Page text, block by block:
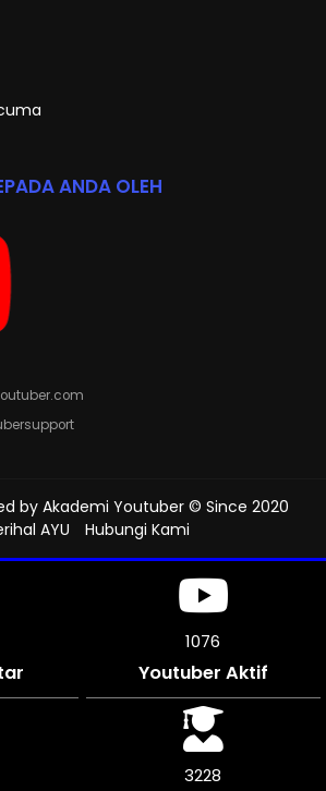
ANDA OLEH
by Akademi Youtuber © Since 2020
AYU
Hubungi Kami
1207
Youtuber Aktif
3618